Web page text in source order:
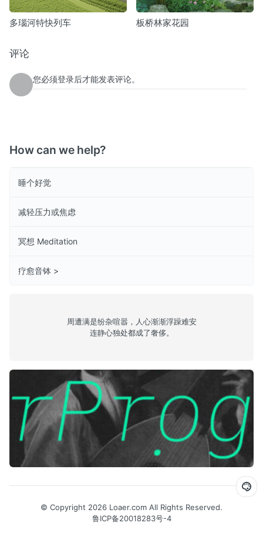
多瑙河特快列车 板桥林家花园
评论
您必须登录后才能发表评论。
How can we help?
睡个好觉
减轻压力或焦虑
冥想 Meditation
疗愈音钵 >
周遭满是纷杂喧嚣，人心渐渐浮躁难安
连静心独处都成了奢侈。
Episode 19: Hivemind
© Copyright 2026 Loaer.com All Rights Reserved.
鲁ICP备20018283号-4